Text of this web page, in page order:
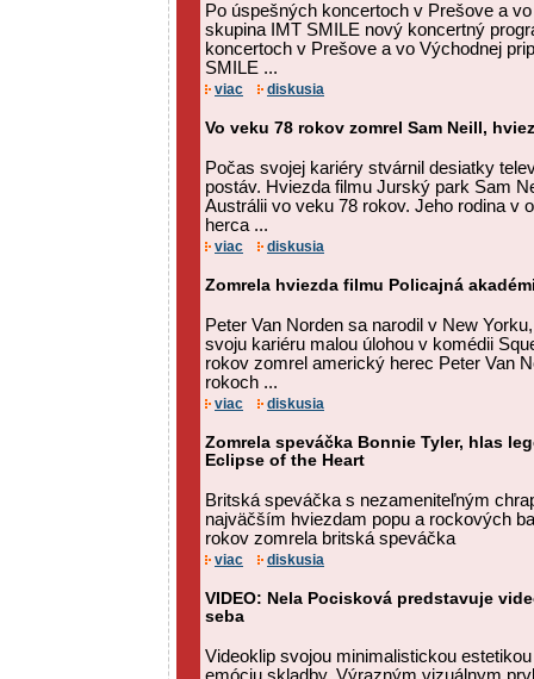
Po úspešných koncertoch v Prešove a
skupina IMT SMILE nový koncertný
koncertoch v Prešove a vo Východnej
SMILE ...
viac diskusia
Vo veku 78 rokov zomrel Sam Neill,
Počas svojej kariéry stvárnil desiatky
postáv. Hviezda filmu Jurský park Sam
Austrálii vo veku 78 rokov. Jeho rodina v
herca ...
viac diskusia
Zomrela hviezda filmu Policajná
Peter Van Norden sa narodil v New
svoju kariéru malou úlohou v komédii
rokov zomrel americký herec Peter Van
rokoch ...
viac diskusia
Zomrela speváčka Bonnie Tyler, hlas
Eclipse of the Heart
Britská speváčka s nezameniteľným
najväčším hviezdam popu a rockových
rokov zomrela britská speváčka
viac diskusia
VIDEO: Nela Pocisková predstavuje
seba
Videoklip svojou minimalistickou